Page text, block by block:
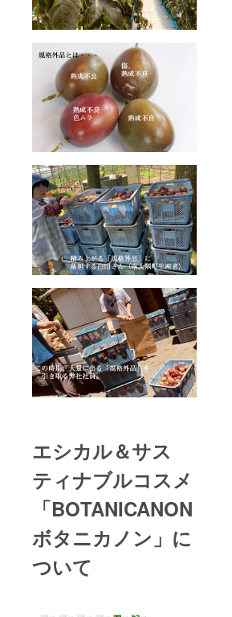
エシカル＆サス
ティナブルコスメ
「BOTANICANON
ボタニカノン」に
ついて